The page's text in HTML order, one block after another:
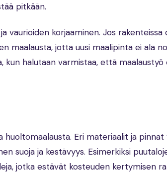
pitkään.
vaurioiden korjaaminen. Jos rakenteissa
maalausta, jotta uusi maalipinta ei ala
kun halutaan varmistaa, että maalaustyö
Eri materiaalit ja pinnat
suoja ja kestävyys. Esimerkiksi
jotka estävät kosteuden kertymisen